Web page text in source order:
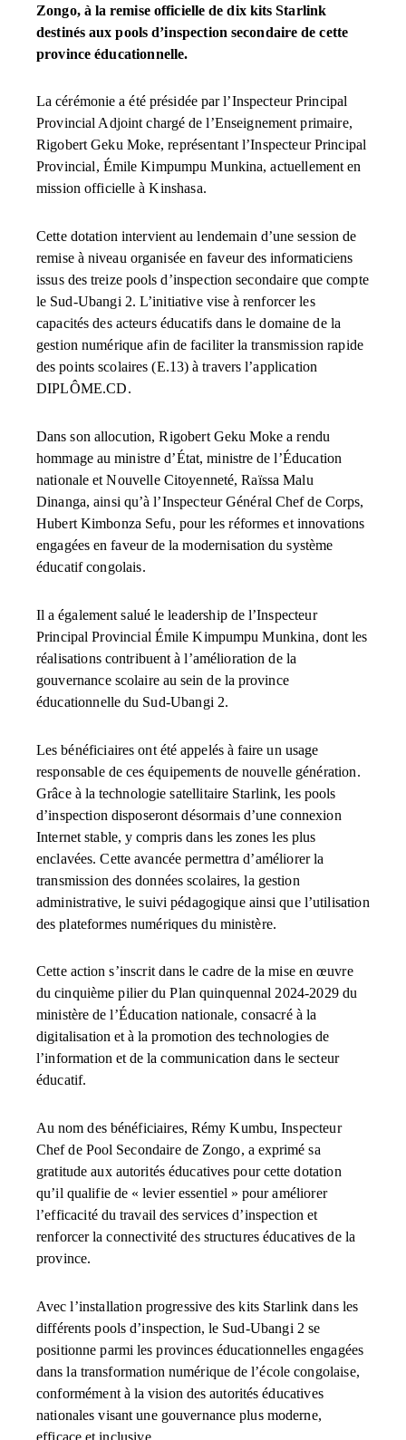
Zongo, à la remise officielle de dix kits Starlink
destinés aux pools d’inspection secondaire de cette
province éducationnelle.
La cérémonie a été présidée par l’Inspecteur Principal
Provincial Adjoint chargé de l’Enseignement primaire,
Rigobert Geku Moke, représentant l’Inspecteur Principal
Provincial, Émile Kimpumpu Munkina, actuellement en
mission officielle à Kinshasa.
Cette dotation intervient au lendemain d’une session de
remise à niveau organisée en faveur des informaticiens
issus des treize pools d’inspection secondaire que compte
le Sud-Ubangi 2. L’initiative vise à renforcer les
capacités des acteurs éducatifs dans le domaine de la
gestion numérique afin de faciliter la transmission rapide
des points scolaires (E.13) à travers l’application
DIPLÔME.CD.
Dans son allocution, Rigobert Geku Moke a rendu
hommage au ministre d’État, ministre de l’Éducation
nationale et Nouvelle Citoyenneté, Raïssa Malu
Dinanga, ainsi qu’à l’Inspecteur Général Chef de Corps,
Hubert Kimbonza Sefu, pour les réformes et innovations
engagées en faveur de la modernisation du système
éducatif congolais.
Il a également salué le leadership de l’Inspecteur
Principal Provincial Émile Kimpumpu Munkina, dont les
réalisations contribuent à l’amélioration de la
gouvernance scolaire au sein de la province
éducationnelle du Sud-Ubangi 2.
Les bénéficiaires ont été appelés à faire un usage
responsable de ces équipements de nouvelle génération.
Grâce à la technologie satellitaire Starlink, les pools
d’inspection disposeront désormais d’une connexion
Internet stable, y compris dans les zones les plus
enclavées. Cette avancée permettra d’améliorer la
transmission des données scolaires, la gestion
administrative, le suivi pédagogique ainsi que l’utilisation
des plateformes numériques du ministère.
Cette action s’inscrit dans le cadre de la mise en œuvre
du cinquième pilier du Plan quinquennal 2024-2029 du
ministère de l’Éducation nationale, consacré à la
digitalisation et à la promotion des technologies de
l’information et de la communication dans le secteur
éducatif.
Au nom des bénéficiaires, Rémy Kumbu, Inspecteur
Chef de Pool Secondaire de Zongo, a exprimé sa
gratitude aux autorités éducatives pour cette dotation
qu’il qualifie de « levier essentiel » pour améliorer
l’efficacité du travail des services d’inspection et
renforcer la connectivité des structures éducatives de la
province.
Avec l’installation progressive des kits Starlink dans les
différents pools d’inspection, le Sud-Ubangi 2 se
positionne parmi les provinces éducationnelles engagées
dans la transformation numérique de l’école congolaise,
conformément à la vision des autorités éducatives
nationales visant une gouvernance plus moderne,
efficace et inclusive.